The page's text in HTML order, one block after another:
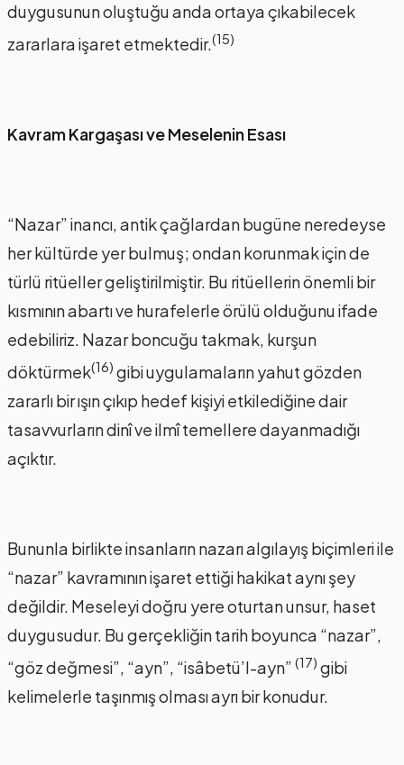
duygusunun oluştuğu anda ortaya çıkabilecek
zararlara işaret etmektedir.(15)
Kavram Kargaşası ve Meselenin Esası
“Nazar” inancı, antik çağlardan bugüne neredeyse
her kültürde yer bulmuş; ondan korunmak için de
türlü ritüeller geliştirilmiştir. Bu ritüellerin önemli bir
kısmının abartı ve hurafelerle örülü olduğunu ifade
edebiliriz. Nazar boncuğu takmak, kurşun
döktürmek(16) gibi uygulamaların yahut gözden
zararlı bir ışın çıkıp hedef kişiyi etkilediğine dair
tasavvurların dinî ve ilmî temellere dayanmadığı
açıktır.
Bununla birlikte insanların nazarı algılayış biçimleri ile
“nazar” kavramının işaret ettiği hakikat aynı şey
değildir. Meseleyi doğru yere oturtan unsur, haset
duygusudur. Bu gerçekliğin tarih boyunca “nazar”,
“göz değmesi”, “ayn”, “isâbetü’l-ayn” (17) gibi
kelimelerle taşınmış olması ayrı bir konudur.